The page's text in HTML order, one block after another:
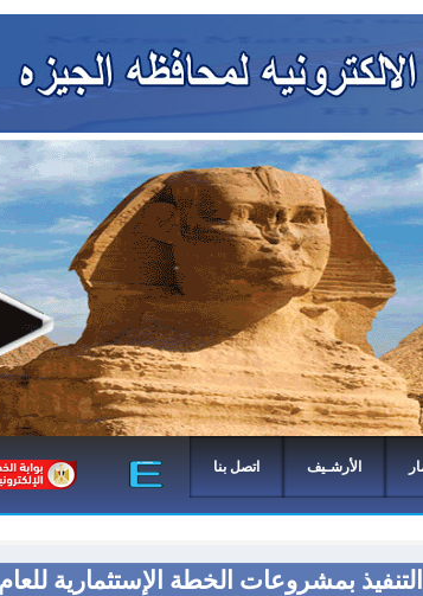
الأرشـيف اتصل بنا
بمشروعات الخطة الإستثمارية